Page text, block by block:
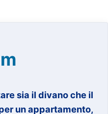
sia il divano che il
un appartamento,